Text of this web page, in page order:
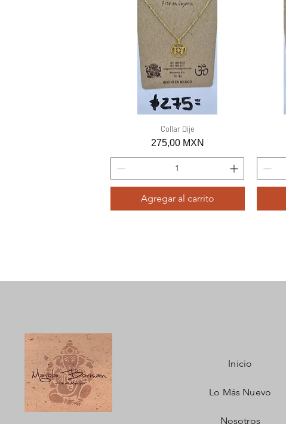
Vista rápida
Collar Dije
Precio
275,00 MXN
Agregar al carrito
Inicio
Lo Más Nuevo
Nosotros